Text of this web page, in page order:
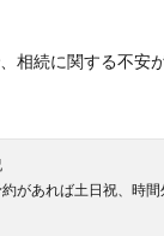
相続に関する不安
があれば土日祝、時